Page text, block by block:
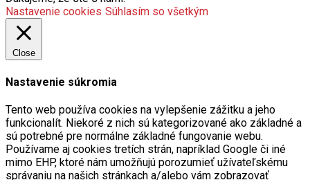
Nastavenie cookies Súhlasím so všetkým
Close
Nastavenie súkromia
Tento web používa cookies na vylepšenie zážitku a jeho
funkcionalít. Niekoré z nich sú kategorizované ako základné a
sú potrebné pre normálne základné fungovanie webu.
Používame aj cookies tretích strán, napríklad Google či iné
mimo EHP, ktoré nám umožňujú porozumieť užívateľskému
správaniu na našich stránkach a/alebo vám zobrazovať